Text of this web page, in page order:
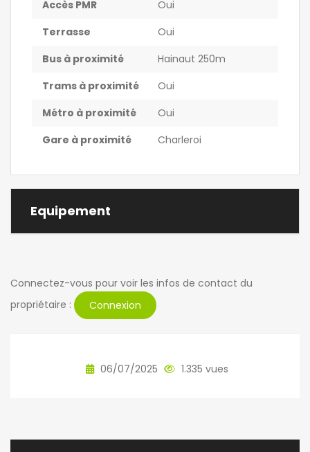
Accès PMR
Oui
Terrasse
Oui
Bus à proximité
Hainaut 250m
Trams à proximité
Oui
Métro à proximité
Oui
Gare à proximité
Charleroi
Equipement
Connectez-vous pour voir les infos de contact du
propriétaire :
Connexion
06/07/2025 1.335 vues